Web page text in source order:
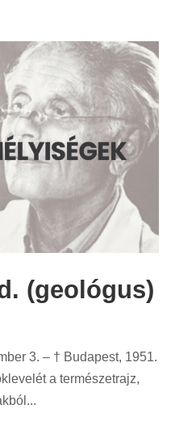
(geológus)
3. – † Budapest, 1951.
a természetrajz,